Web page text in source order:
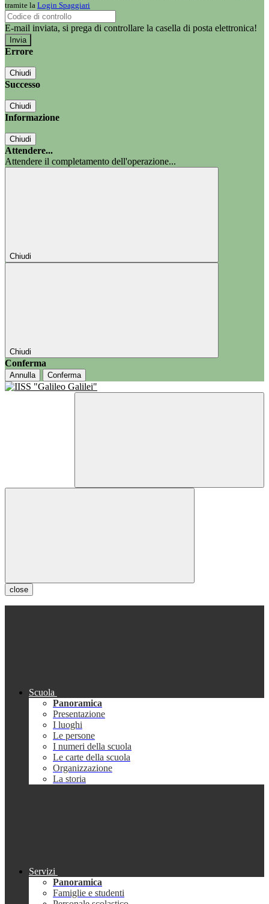
tramite la Login Spaggiari
E-mail inviata, si prega di controllare la casella di posta elettronica!
Errore
Chiudi
Successo
Chiudi
Informazione
Chiudi
Attendere...
Attendere il completamento dell'operazione...
Chiudi
Chiudi
Conferma
Annulla Conferma
close
Scuola
Panoramica
Presentazione
I luoghi
Le persone
I numeri della scuola
Le carte della scuola
Organizzazione
La storia
Servizi
Panoramica
Famiglie e studenti